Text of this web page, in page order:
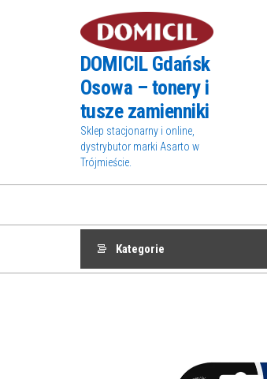
DOMICIL Gdańsk
Osowa – tonery i
tusze zamienniki
Sklep stacjonarny i online,
dystrybutor marki Asarto w
Trójmieście.
Kategorie